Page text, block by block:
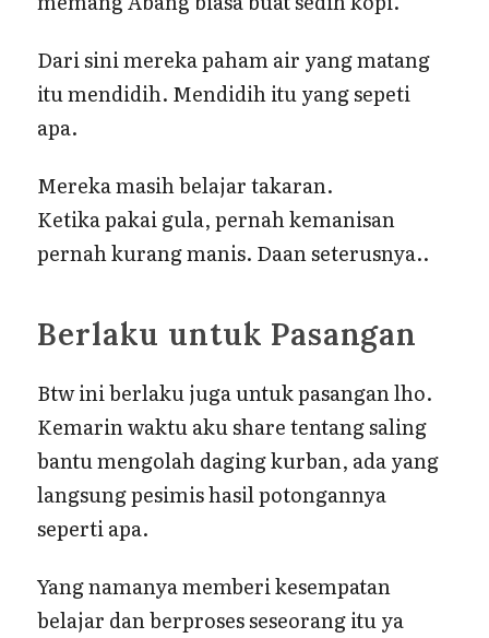
Dari sini mereka paham air yang matang
itu mendidih. Mendidih itu yang sepeti
apa.
Mereka masih belajar takaran.
Ketika pakai gula, pernah kemanisan
pernah kurang manis. Daan seterusnya..
Berlaku untuk Pasangan
Btw ini berlaku juga untuk pasangan lho.
Kemarin waktu aku share tentang saling
bantu mengolah daging kurban, ada yang
langsung pesimis hasil potongannya
seperti apa.
Yang namanya memberi kesempatan
belajar dan berproses seseorang itu ya